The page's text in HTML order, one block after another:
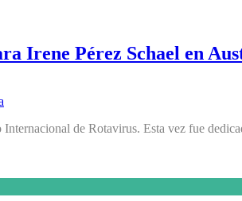
Irene Pérez Schael en
de Rotavirus. Esta vez fue